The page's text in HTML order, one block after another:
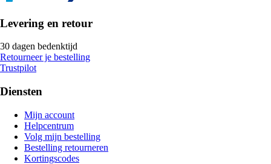
Levering en retour
30 dagen bedenktijd
Retourneer je bestelling
Trustpilot
Diensten
Mijn account
Helpcentrum
Volg mijn bestelling
Bestelling retourneren
Kortingscodes